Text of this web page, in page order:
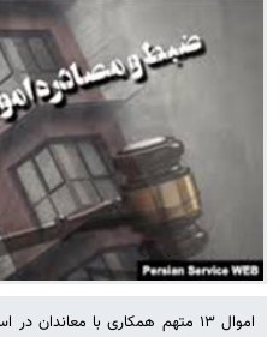
اموال ۱۳ متهم همکاری با